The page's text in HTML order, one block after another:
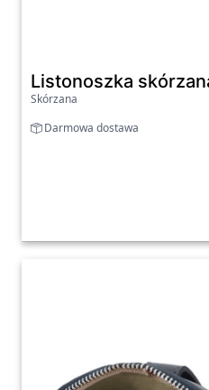
Listonoszka
Skórzana
Darmowa dostawa